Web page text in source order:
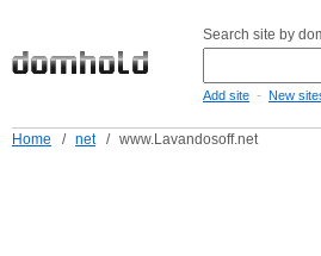
Search site by
Add site - New
Home / net / www.Lavandosoff.net